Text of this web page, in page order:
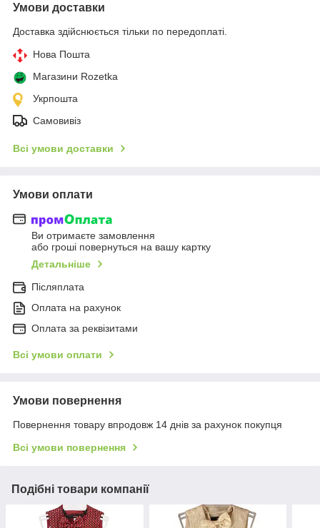
Умови доставки
Доставка здійснюється тільки по передоплаті.
Нова Пошта
Магазини Rozetka
Укрпошта
Самовивіз
Всі умови доставки
Умови оплати
Ви отримаєте замовлення
або гроші повернуться на вашу картку
Детальніше
Післяплата
Оплата на рахунок
Оплата за реквізитами
Всі умови оплати
Умови повернення
Повернення товару впродовж 14 днів за рахунок покупця
Всі умови повернення
Подібні товари компанії